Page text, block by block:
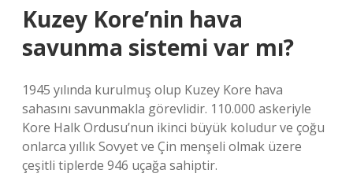
Kuzey Kore’nin hava
savunma sistemi var mı?
1945 yılında kurulmuş olup Kuzey Kore hava
sahasını savunmakla görevlidir. 110.000 askeriyle
Kore Halk Ordusu’nun ikinci büyük koludur ve çoğu
onlarca yıllık Sovyet ve Çin menşeli olmak üzere
çeşitli tiplerde 946 uçağa sahiptir.